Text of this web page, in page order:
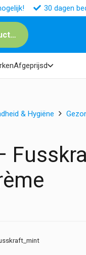
30 dagen
Afgeprijsd
& Hygiëne